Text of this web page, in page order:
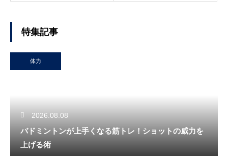
特集記事
体力
2026.08.08
バドミントンが上手くなる筋トレ！ショットの威力を
上げる術